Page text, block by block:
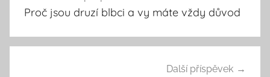
pro
Proč jsou druzí blbci a vy máte vždy důvod
Další příspěvek